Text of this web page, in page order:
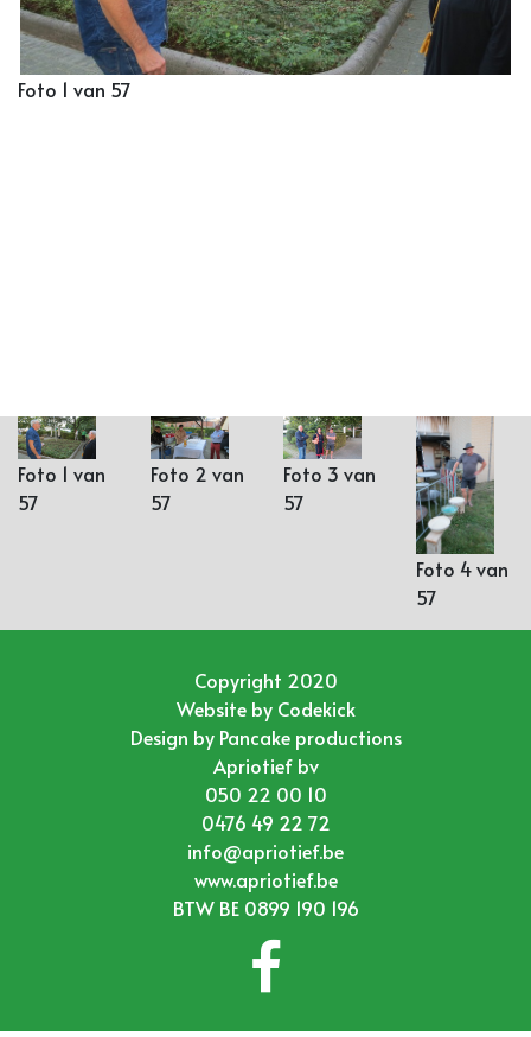
Foto 1 van 57
Foto 1 van
57
Foto 2 van
57
Foto 3 van
57
Foto 4 van
57
Copyright 2020
Website by Codekick
Design by Pancake productions
Apriotief bv
050 22 00 10
0476 49 22 72
info@apriotief.be
www.apriotief.be
BTW BE 0899 190 196